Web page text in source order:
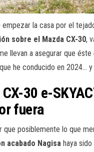
empezar la casa por el
sobre el Mazda CX-30,
llevan a asegurar que éste
he conducido en 2024… y
30 e-
fuera
que posiblemente lo que
acabado Nagisa haya